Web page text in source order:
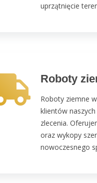
uprzątnięcie
Roboty
Roboty ziemne
klientów
zlecenia.
oraz wykopy
nowoczesnego